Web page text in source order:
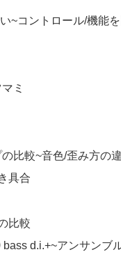
~コントロール/機能
ミ
比較~音色/歪み方の
具合
比較
d.i.+~アンサンブ